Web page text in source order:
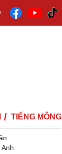
TIẾNG MÔNG
Anh